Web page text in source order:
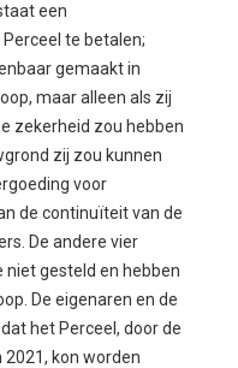
een
te betalen;
gemaakt in
maar alleen als zij
zekerheid zou hebben
zij zou kunnen
voor
de continuïteit van de
De andere vier
gesteld en hebben
De eigenaren en de
het Perceel, door de
2021, kon worden